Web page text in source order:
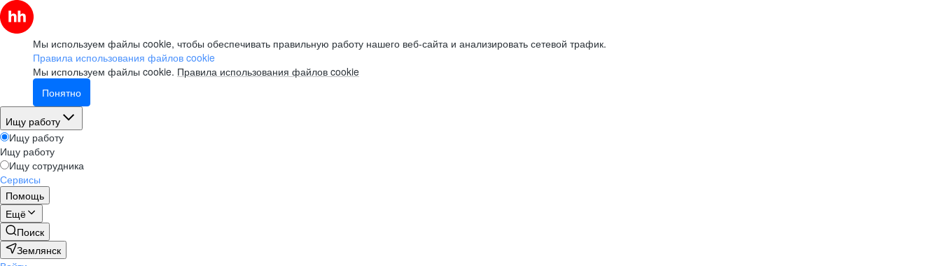
Мы используем файлы cookie, чтобы обеспечивать правильную работу нашего веб-сайта и анализировать сетевой трафик.
Правила использования файлов cookie
Мы используем файлы cookie. Правила использования файлов cookie
Понятно
Ищу работу
Ищу работу
Ищу работу
Ищу сотрудника
Сервисы
Помощь
Ещё
Поиск
Землянск